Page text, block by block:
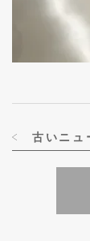
古いニュ